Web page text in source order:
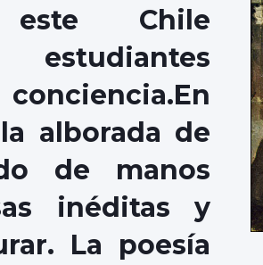
Chile
alborada de
de manos
inéditas y
La poesía